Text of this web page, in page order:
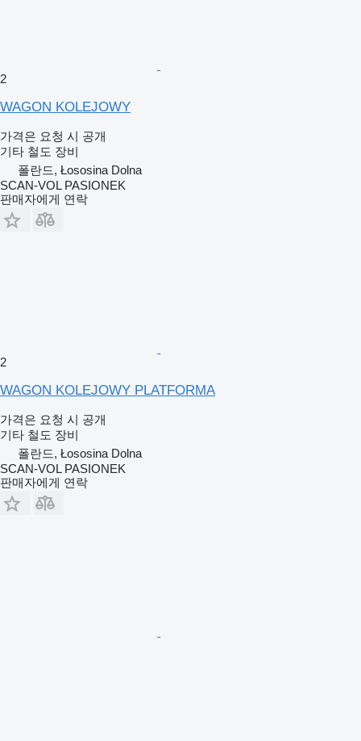
2
WAGON KOLEJOWY
가격은 요청 시 공개
기타 철도 장비
폴란드, Łososina Dolna
SCAN-VOL PASIONEK
판매자에게 연락
2
WAGON KOLEJOWY PLATFORMA
가격은 요청 시 공개
기타 철도 장비
폴란드, Łososina Dolna
SCAN-VOL PASIONEK
판매자에게 연락